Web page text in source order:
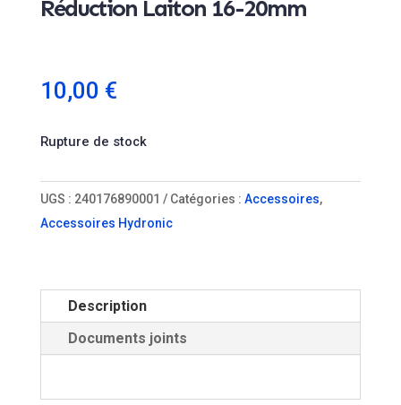
Réduction Laiton 16-20mm
10,00 €
Rupture de stock
UGS : 240176890001 Catégories : Accessoires,
Accessoires Hydronic
Description
Documents joints